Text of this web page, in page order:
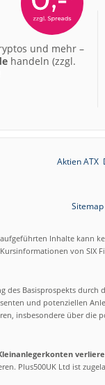
und mehr –
handeln (zzgl.
Aktien ATX
Sitemap
Inhalte kann
Kursinformationen von SIX
des Basisprospekts
und potenziellen
insbesondere über die
Plus500UK Ltd ist